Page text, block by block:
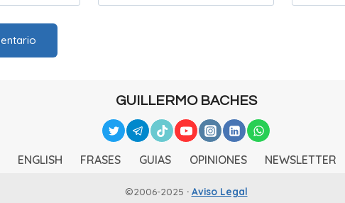
GUILLERMO BACHES
ENGLISH FRASES GUIAS OPINIONES NEWSLETTER
©2006-2025 · Aviso Legal